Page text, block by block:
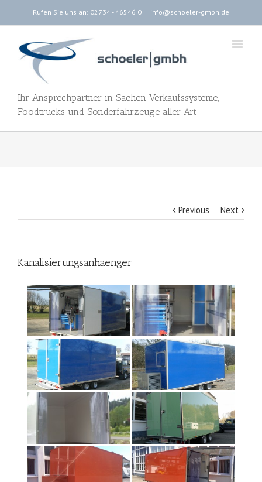
Rufen Sie uns an: 02734 - 46546 0 | info@schoeler-gmbh.de
Ihr Ansprechpartner in Sachen Verkaufssysteme,
Foodtrucks und Sonderfahrzeuge aller Art
Previous Next
Kanalisierungsanhaenger